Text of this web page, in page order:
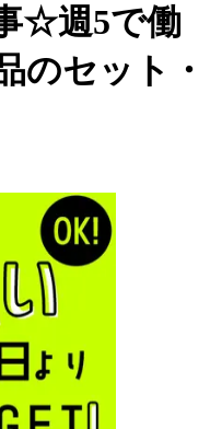
☆週5で働
のセット・